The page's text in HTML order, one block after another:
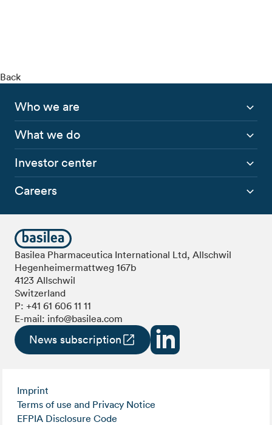
Back
Who we are
What we do
Investor center
Careers
Basilea Pharmaceutica International Ltd, Allschwil
Hegenheimermattweg 167b
4123 Allschwil
Switzerland
P: +41 61 606 11 11
E-mail: info@basilea.com
News subscription
Imprint
Terms of use and Privacy Notice
EFPIA Disclosure Code